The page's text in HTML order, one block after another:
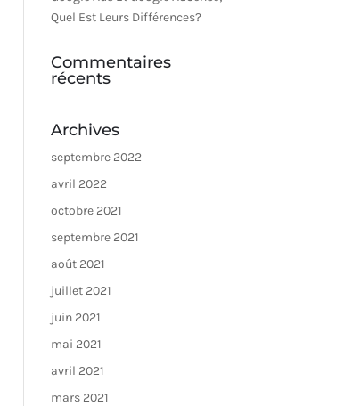
Quel Est Leurs Différences?
Commentaires
récents
Archives
septembre 2022
avril 2022
octobre 2021
septembre 2021
août 2021
juillet 2021
juin 2021
mai 2021
avril 2021
mars 2021